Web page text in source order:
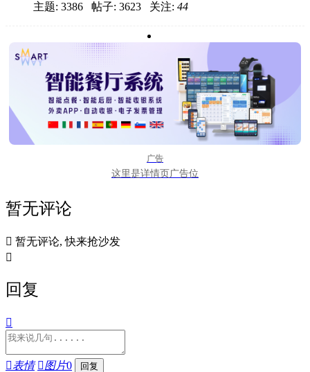
主题: 3386 帖子: 3623 关注: 44
广告
这里是详情页广告位
暂无评论
 暂无评论, 快来抢沙发

回复

表情 图片0